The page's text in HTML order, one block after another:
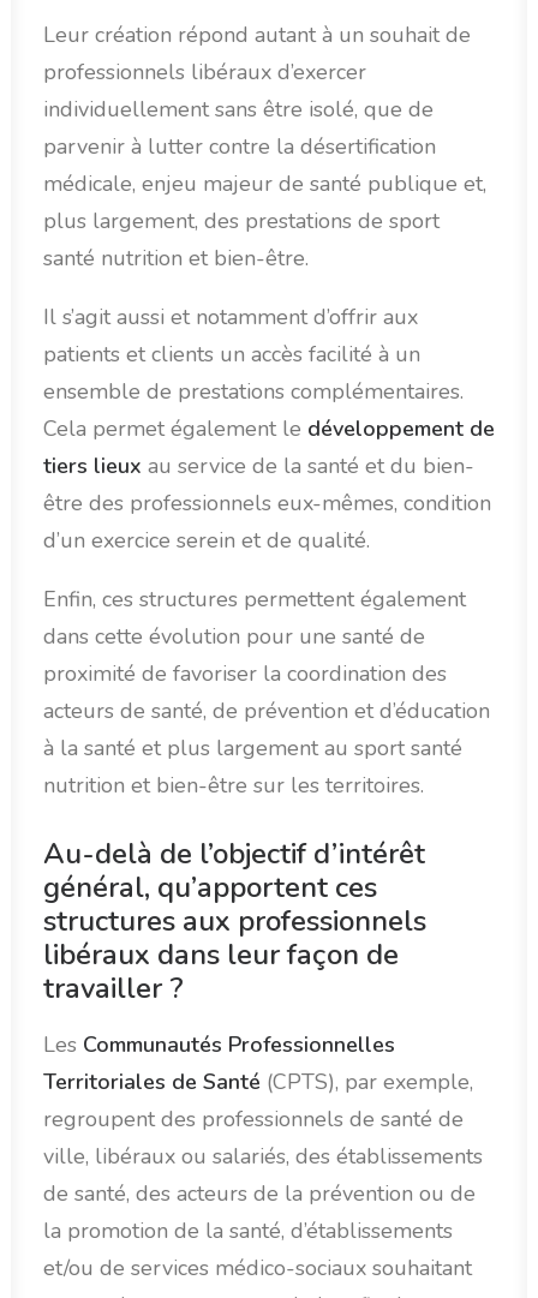
Leur création répond autant à un souhait de
professionnels libéraux d’exercer
individuellement sans être isolé, que de
parvenir à lutter contre la désertification
médicale, enjeu majeur de santé publique et,
plus largement, des prestations de sport
santé nutrition et bien-être.
Il s’agit aussi et notamment d’offrir aux
patients et clients un accès facilité à un
ensemble de prestations complémentaires.
Cela permet également le développement de
tiers lieux au service de la santé et du bien-
être des professionnels eux-mêmes, condition
d’un exercice serein et de qualité.
Enfin, ces structures permettent également
dans cette évolution pour une santé de
proximité de favoriser la coordination des
acteurs de santé, de prévention et d’éducation
à la santé et plus largement au sport santé
nutrition et bien-être sur les territoires.
Au-delà de l’objectif d’intérêt
général, qu’apportent ces
structures aux professionnels
libéraux dans leur façon de
travailler ?
Les Communautés Professionnelles
Territoriales de Santé (CPTS), par exemple,
regroupent des professionnels de santé de
ville, libéraux ou salariés, des établissements
de santé, des acteurs de la prévention ou de
la promotion de la santé, d’établissements
et/ou de services médico-sociaux souhaitant